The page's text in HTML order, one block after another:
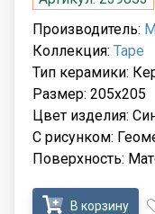
Производитель:
Коллекция: Tape
Тип керамики:
Размер: 205x205
Цвет изделия:
С рисунком:
Поверхность:
В корзину